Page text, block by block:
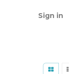
Sign in